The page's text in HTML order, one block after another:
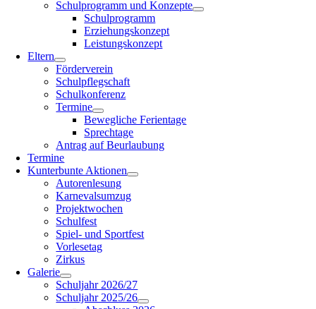
Schulprogramm und Konzepte
Schulprogramm
Erziehungskonzept
Leistungskonzept
Eltern
Förderverein
Schulpflegschaft
Schulkonferenz
Termine
Bewegliche Ferientage
Sprechtage
Antrag auf Beurlaubung
Termine
Kunterbunte Aktionen
Autorenlesung
Karnevalsumzug
Projektwochen
Schulfest
Spiel- und Sportfest
Vorlesetag
Zirkus
Galerie
Schuljahr 2026/27
Schuljahr 2025/26